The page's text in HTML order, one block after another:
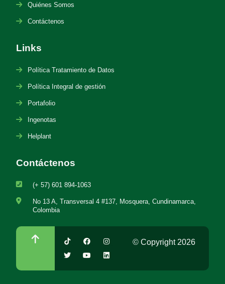
Quiénes Somos
Contáctenos
Links
Política Tratamiento de Datos
Política Integral de gestión
Portafolio
Ingenotas
Helplant
Contáctenos
(+ 57) 601 894-1063
No 13 A, Transversal 4 #137, Mosquera, Cundinamarca,
Colombia
© Copyright 2026